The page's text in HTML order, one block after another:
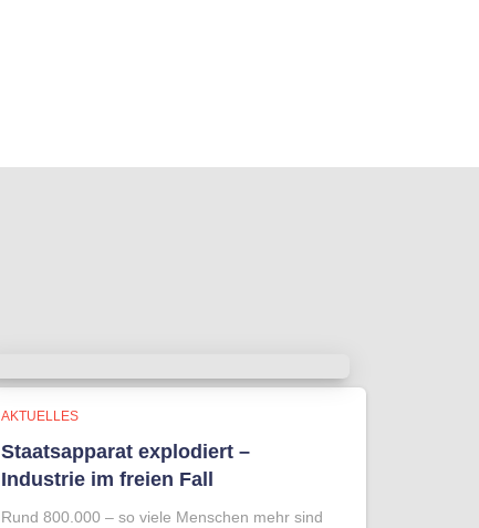
AKTUELLES
Staatsapparat explodiert –
Industrie im freien Fall
Rund 800.000 – so viele Menschen mehr sind